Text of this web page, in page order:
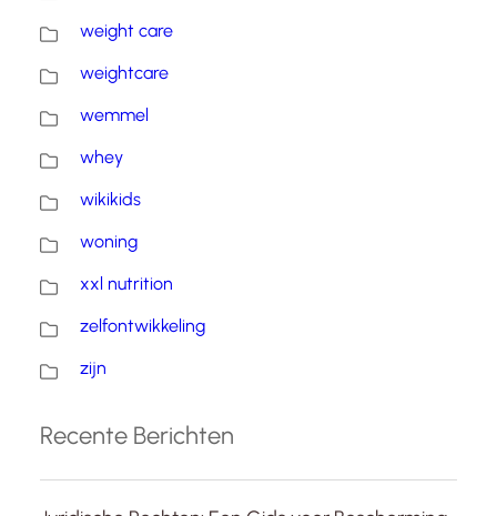
weight care
weightcare
wemmel
whey
wikikids
woning
xxl nutrition
zelfontwikkeling
zijn
Recente Berichten